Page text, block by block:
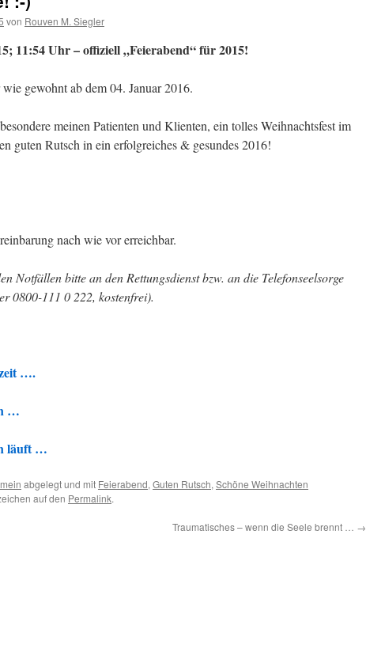
von Rouven M. Siegler
11:54 Uhr – offiziell „Feierabend“ für 2015!
gewohnt ab dem 04. Januar 2016.
meinen Patienten und Klienten, ein tolles Weihnachtsfest im
guten Rutsch in ein erfolgreiches & gesundes 2016!
nach wie vor erreichbar.
Notfällen bitte an den Rettungsdienst bzw. an die Telefonseelsorge
0800-111 0 222, kostenfrei).
….
…
läuft …
abgelegt und mit Feierabend, Guten Rutsch, Schöne Weihnachten
auf den Permalink.
Traumatisches – wenn die Seele brennt … →